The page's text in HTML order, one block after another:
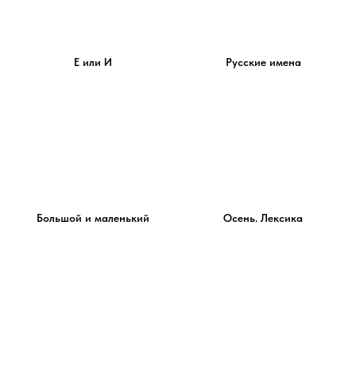
Е или И Русские имена
Большой и маленький Осень. Лексика